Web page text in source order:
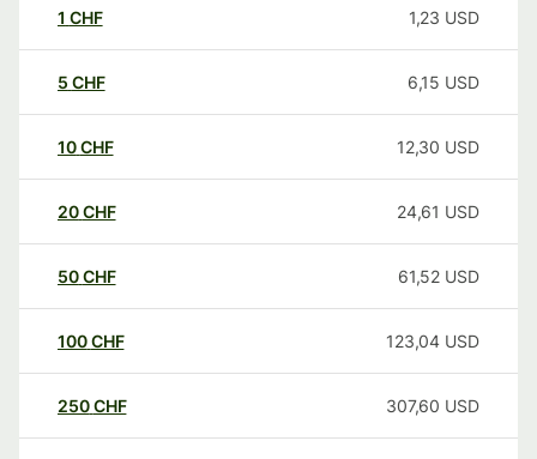
1 CHF 1,23 USD
5 CHF 6,15 USD
10CHF 12,30 USD
20CHF 24,61 USD
50CHF 61,52 USD
100CHF 123,04 USD
250CHF 307,60 USD